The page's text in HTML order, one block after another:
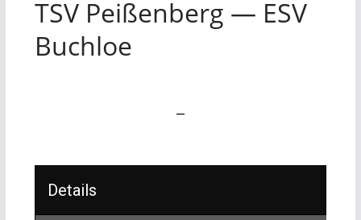
TSV Peißenberg — ESV
Buchloe
—
Details